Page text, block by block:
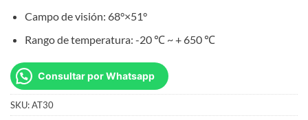
Campo de visión: 68°×51°
Rango de temperatura: -20 ℃ ~ + 650 ℃
Consultar por Whatsapp
SKU:AT30